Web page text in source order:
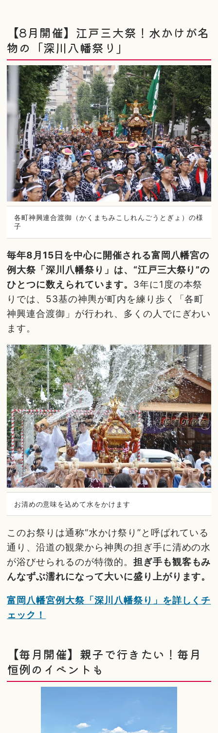
【8月開催】江戸三大祭！水かけが名
物の「深川八幡祭り」
各町神興連合渡御（かくまちみこしれんごうとぎょ）の様
子
毎年8月15日を中心に開催される富岡八幡宮の
例大祭「深川八幡祭り」は、“江戸三大祭り”の
ひとつに数えられています。 3年に1度の本祭
りでは、53基の神輿が町内を練り歩く「各町
神興連合渡御」が行われ、多くの人でにぎわい
ます。
お清めの意味を込めて水をかけます
このお祭りは通称“水かけ祭り”と呼ばれている
通り、沿道の観衆から神輿の担ぎ手に清めの水
が浴びせられるのが特徴的。 担ぎ手も観客もみ
んなずぶ濡れになって大いに盛り上がります。
富岡八幡宮例大祭「深川八幡祭り」を詳しくチ
ェック！
【毎月開催】親子で行きたい！毎月
恒例のイベントも